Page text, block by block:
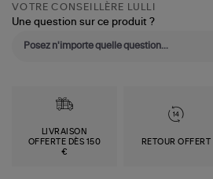
VOTRE CONSEILLÈRE LULLI
Une question sur ce produit ?
LIVRAISON
OFFERTE DÈS 150
€
RETOUR OFFERT